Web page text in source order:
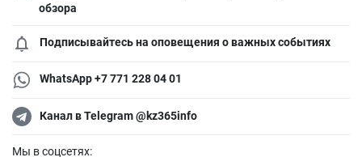
обзора
Подписывайтесь на оповещения о важных событиях
WhatsApp +7 771 228 04 01
Канал в Telegram @kz365info
Мы в соцсетях: